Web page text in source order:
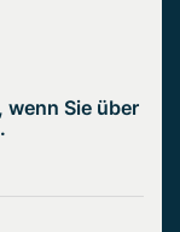
wenn Sie über